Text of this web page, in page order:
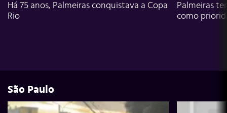
Há 75 anos, Palmeiras conquistava a Copa
Rio
Palmeiras
como
São Paulo